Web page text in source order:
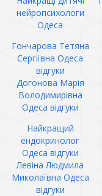
нейропсихологи
Одеса
Гончарова Тетяна
Сергіївна Одеса
відгуки
Догонова Марія
Володимирівна
Одеса відгуки
Найкращий
ендокринолог
Одеса відгуки
Левіна Людмила
Миколаївна Одеса
відгуки